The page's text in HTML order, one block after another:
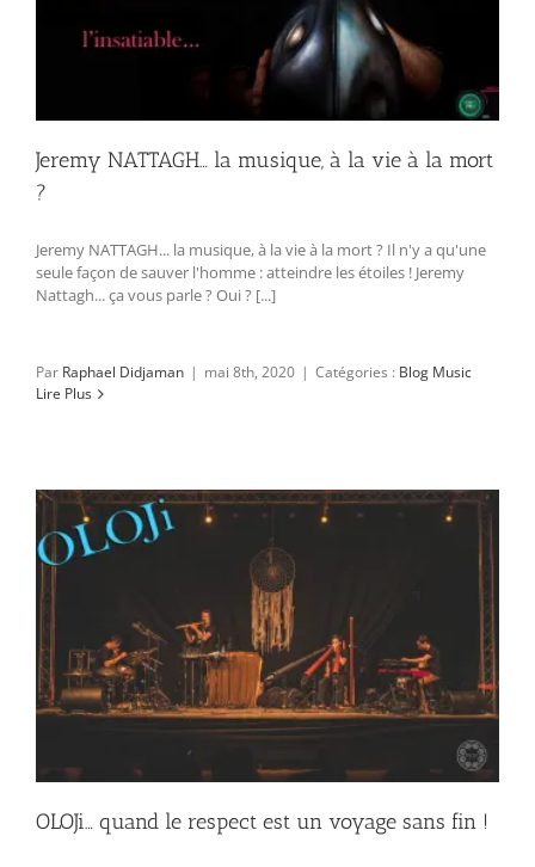
Jeremy NATTAGH… la musique, à la vie à la mort
?
Jeremy NATTAGH... la musique, à la vie à la mort ? Il n'y a qu'une
seule façon de sauver l'homme : atteindre les étoiles ! Jeremy
Nattagh... ça vous parle ? Oui ? [...]
Par Raphael Didjaman | mai 8th, 2020 | Catégories : Blog Music
Lire Plus
OLOJi… quand le respect est un voyage sans fin !